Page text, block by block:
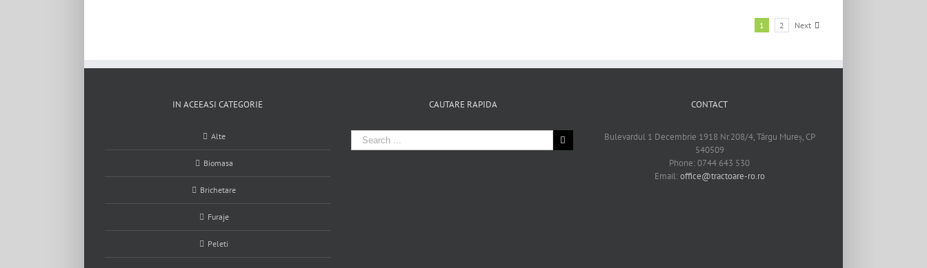
1 2 Next
IN ACEEASI CATEGORIE
Alte
Biomasa
Brichetare
Furaje
Peleti
CAUTARE RAPIDA CONTACT
Bulevardul 1 Decembrie 1918 Nr.208/4, Târgu Mureș, CP
540509
Phone: 0744 643 530
Email:office@tractoare-ro.ro